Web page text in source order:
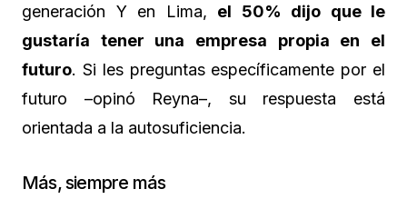
generación Y en Lima, el 50% dijo que le
gustaría tener una empresa propia en el
futuro. Si les preguntas específicamente por el
futuro –opinó Reyna–, su respuesta está
orientada a la autosuficiencia.
Más, siempre más